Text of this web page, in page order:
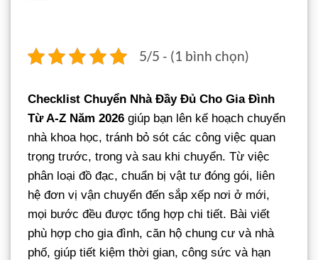
5/5 - (1 bình chọn)
Checklist Chuyển Nhà Đầy Đủ Cho Gia Đình
Từ A-Z Năm 2026 giúp bạn lên kế hoạch chuyển
nhà khoa học, tránh bỏ sót các công việc quan
trọng trước, trong và sau khi chuyển. Từ việc
phân loại đồ đạc, chuẩn bị vật tư đóng gói, liên
hệ đơn vị vận chuyển đến sắp xếp nơi ở mới,
mọi bước đều được tổng hợp chi tiết. Bài viết
phù hợp cho gia đình, căn hộ chung cư và nhà
phố, giúp tiết kiệm thời gian, công sức và hạn